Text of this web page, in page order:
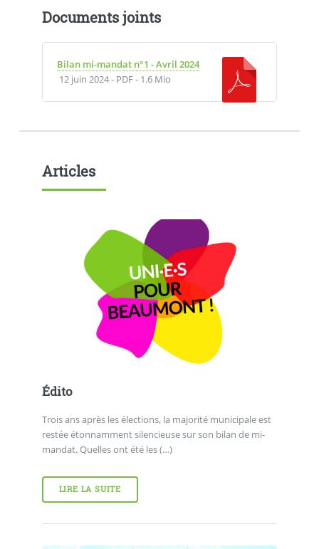
Documents joints
Bilan mi-mandat n°1 - Avril 2024
12 juin 2024- PDF- 1.6 Mio
Articles
Édito
Trois ans après les élections, la majorité municipale est
restée étonnamment silencieuse sur son bilan de mi-
mandat. Quelles ont été les (…)
LIRE LA SUITE